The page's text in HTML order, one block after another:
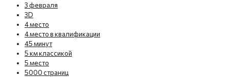
3 февраля
3D
4 место
4 место в квалификации
45 минут
5 км классикой
5 место
5000 страниц